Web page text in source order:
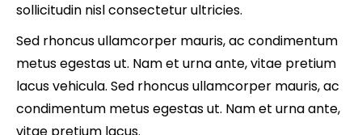
sollicitudin nisl consectetur ultricies.
Sed rhoncus ullamcorper mauris, ac condimentum
metus egestas ut. Nam et urna ante, vitae pretium
lacus vehicula. Sed rhoncus ullamcorper mauris, ac
condimentum metus egestas ut. Nam et urna ante,